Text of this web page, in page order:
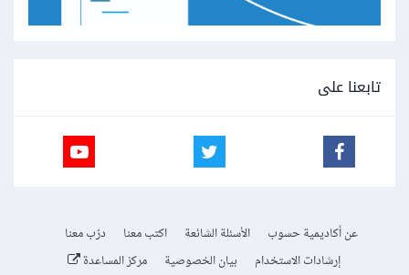
تابعنا على
عن أكاديمية حسوب الأسئلة الشائعة اكتب معنا
درّب معنا
إرشادات الاستخدام
بيان الخصوصية مركز المساعدة